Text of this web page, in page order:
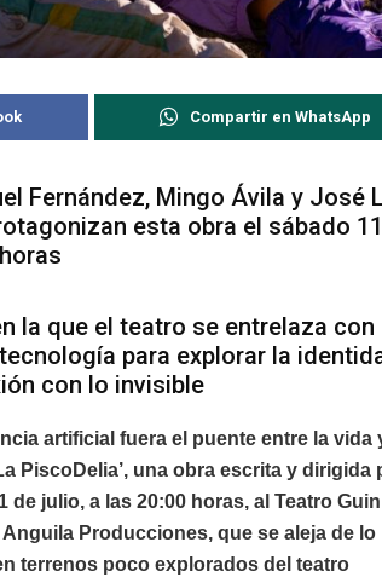
Compartir en WhatsApp
Fernández, Mingo Ávila y José
esta obra el sábado
la que el teatro se entrelaza con
para explorar la
con lo invisible
artificial fuera el puente entre la vida
PiscoDelia’, una obra escrita y dirigida
de julio, a las 20:00 horas, al Teatro
Producciones, que se aleja de lo
terrenos poco explorados del teatro